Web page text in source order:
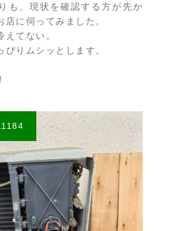
も、現状を確認する方が先か
店に伺ってみました。
えてない。
ぴりムシッとします。